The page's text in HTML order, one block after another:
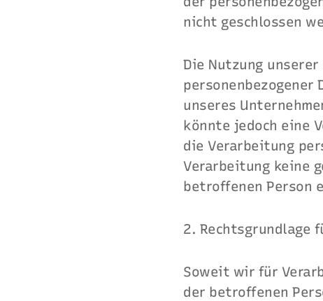
nicht geschlossen
Die Nutzung
personenbezogener
unseres
könnte jedoch eine
die Verarbeitung
Verarbeitung keine
betroffenen Person
2. Rechtsgrundlage
Soweit wir für
der betroffenen